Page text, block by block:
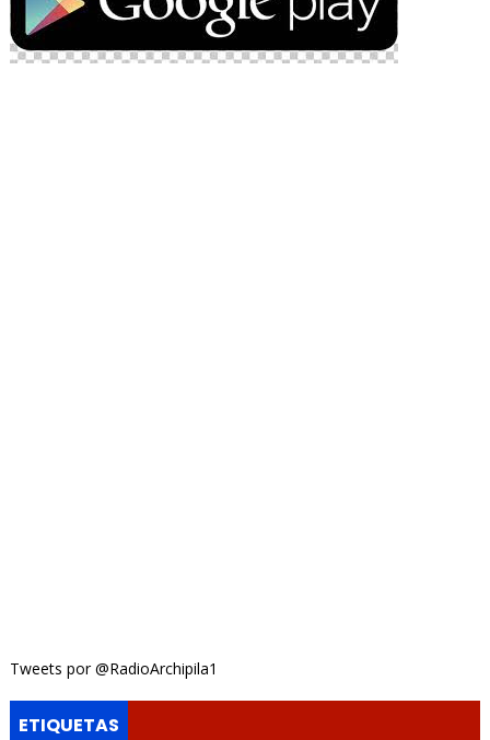
Tweets por @RadioArchipila1
ETIQUETAS